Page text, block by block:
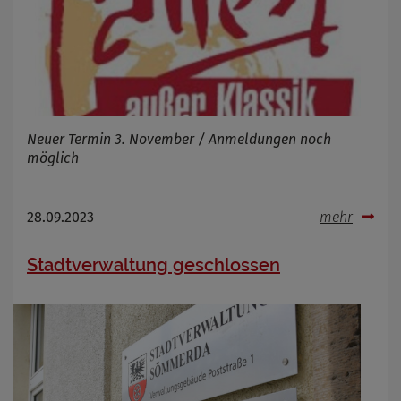
Neuer Termin 3. November / Anmeldungen noch
möglich
28.09.2023 mehr
Stadtverwaltung geschlossen
Infos schließen